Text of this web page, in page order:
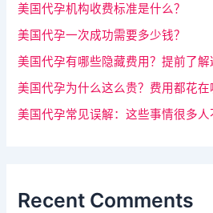
美国代孕机构收费标准是什么？
美国代孕一次成功需要多少钱？
美国代孕有哪些隐藏费用？提前了解
美国代孕为什么这么贵？费用都花在
美国代孕常见误解：这些事情很多人
Recent Comments